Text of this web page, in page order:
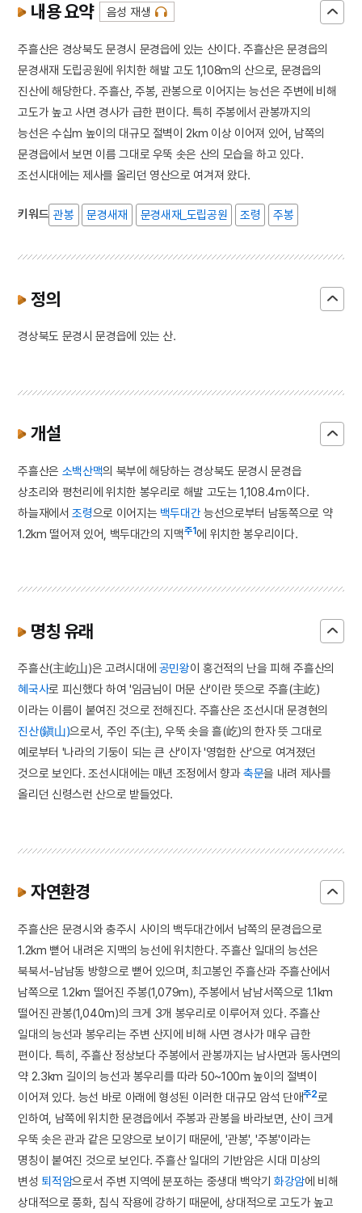
내용 요약 음성 재생
주흘산은 경상북도 문경시 문경읍에 있는 산이다. 주흘산은 문경읍의
문경새재 도립공원에 위치한 해발 고도 1,108m의 산으로, 문경읍의
진산에 해당한다. 주흘산, 주봉, 관봉으로 이어지는 능선은 주변에 비해
고도가 높고 사면 경사가 급한 편이다. 특히 주봉에서 관봉까지의
능선은 수십m 높이의 대규모 절벽이 2km 이상 이어져 있어, 남쪽의
문경읍에서 보면 이름 그대로 우뚝 솟은 산의 모습을 하고 있다.
조선시대에는 제사를 올리던 영산으로 여겨져 왔다.
키워드 관봉 문경새재 문경새재_도립공원 조령 주봉
정의
경상북도 문경시 문경읍에 있는 산.
개설
주흘산은 소백산맥의 북부에 해당하는 경상북도 문경시 문경읍
상초리와 평천리에 위치한 봉우리로 해발 고도는 1,108.4m이다.
하늘재에서 조령으로 이어지는 백두대간 능선으로부터 남동쪽으로 약
1.2km 떨어져 있어, 백두대간의 지맥주1 에 위치한 봉우리이다.
명칭 유래
주흘산(主屹山)은 고려시대에 공민왕이 홍건적의 난을 피해 주흘산의
혜국사로 피신했다 하여 '임금님이 머문 산'이란 뜻으로 주흘(主屹)
이라는 이름이 붙여진 것으로 전해진다. 주흘산은 조선시대 문경현의
진산(鎭山)으로서, 주인 주(主), 우뚝 솟을 흘(屹)의 한자 뜻 그대로
예로부터 '나라의 기둥이 되는 큰 산'이자 '영험한 산'으로 여겨졌던
것으로 보인다. 조선시대에는 매년 조정에서 향과축문을 내려 제사를
올리던 신령스런 산으로 받들었다.
자연환경
주흘산은 문경시와 충주시 사이의 백두대간에서 남쪽의 문경읍으로
1.2km 뻗어 내려온 지맥의 능선에 위치한다. 주흘산 일대의 능선은
북북서-남남동 방향으로 뻗어 있으며, 최고봉인 주흘산과 주흘산에서
남쪽으로 1.2km 떨어진 주봉(1,079m), 주봉에서 남남서쪽으로 1.1km
떨어진 관봉(1,040m)의 크게 3개 봉우리로 이루어져 있다. 주흘산
일대의 능선과 봉우리는 주변 산지에 비해 사면 경사가 매우 급한
편이다. 특히, 주흘산 정상보다 주봉에서 관봉까지는 남사면과 동사면의
약 2.3km 길이의 능선과 봉우리를 따라 50~100m 높이의 절벽이
이어져 있다. 능선 바로 아래에 형성된 이러한 대규모 암석 단애주2로
인하여, 남쪽에 위치한 문경읍에서 주봉과 관봉을 바라보면, 산이 크게
우뚝 솟은 관과 같은 모양으로 보이기 때문에, '관봉', '주봉'이라는
명칭이 붙여진 것으로 보인다. 주흘산 일대의 기반암은 시대 미상의
변성 퇴적암으로서 주변 지역에 분포하는 중생대 백악기 화강암에 비해
상대적으로 풍화, 침식 작용에 강하기 때문에, 상대적으로 고도가 높고